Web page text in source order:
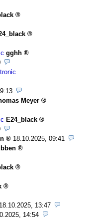
gghh
Meyer
E24_black
18.10.2025, 09:41
18.10.2025, 13:47
14:54